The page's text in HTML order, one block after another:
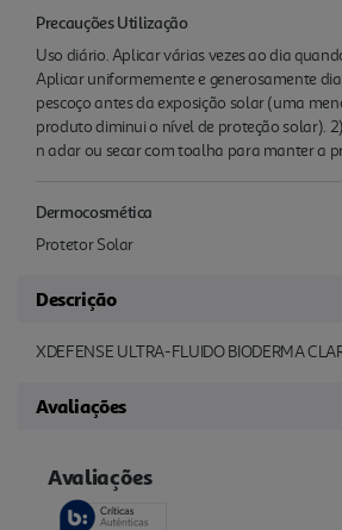
Precauções Utilização
Uso diário. Aplicar várias vezes ao dia
Aplicar uniformemente e generosamente
pescoço antes da exposição solar (uma
produto diminui o nível de proteção solar).
n adar ou secar com toalha para manter a
Dermocosmética
Protetor Solar
Descrição
XDEFENSE ULTRA-FLUIDO BIODERMA
Avaliações